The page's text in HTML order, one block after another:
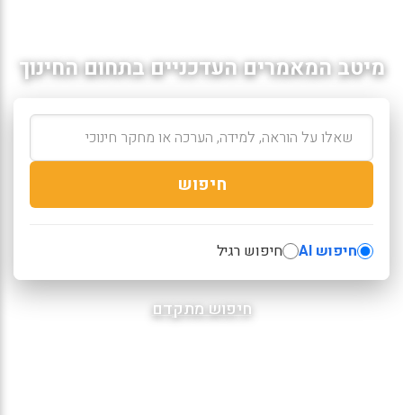
מיטב המאמרים העדכניים בתחום החינוך
חיפוש
חיפוש AI חיפוש רגיל
חיפוש מתקדם